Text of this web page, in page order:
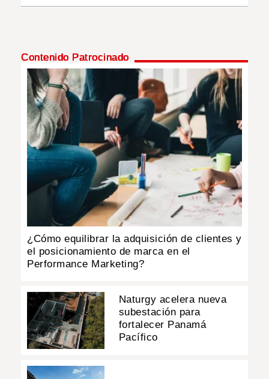
Contenido Patrocinado
¿Cómo equilibrar la adquisición de clientes y
el posicionamiento de marca en el
Performance Marketing?
Naturgy acelera nueva
subestación para
fortalecer Panamá
Pacífico